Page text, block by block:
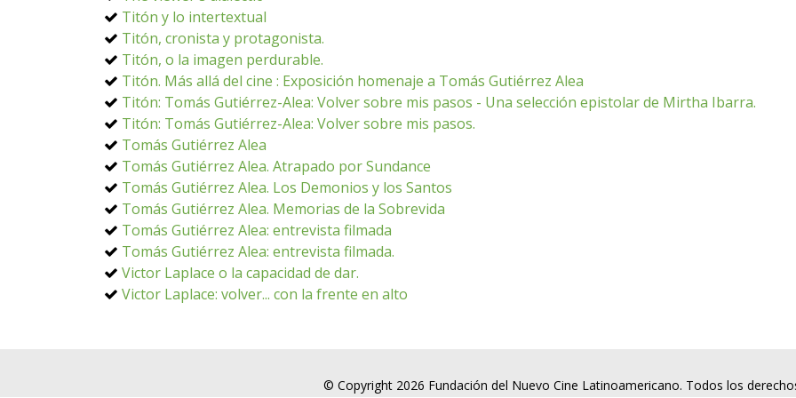
Titón y lo intertextual
Titón, cronista y protagonista.
Titón, o la imagen perdurable.
Titón. Más allá del cine : Exposición homenaje a Tomás Gutiérrez Alea
Titón: Tomás Gutiérrez-Alea: Volver sobre mis pasos - Una selección epistolar de Mirtha Ibarra.
Titón: Tomás Gutiérrez-Alea: Volver sobre mis pasos.
Tomás Gutiérrez Alea
Tomás Gutiérrez Alea. Atrapado por Sundance
Tomás Gutiérrez Alea. Los Demonios y los Santos
Tomás Gutiérrez Alea. Memorias de la Sobrevida
Tomás Gutiérrez Alea: entrevista filmada
Tomás Gutiérrez Alea: entrevista filmada.
Victor Laplace o la capacidad de dar.
Victor Laplace: volver... con la frente en alto
© Copyright 2026 Fundación del Nuevo Cine Latinoamericano. Todos los